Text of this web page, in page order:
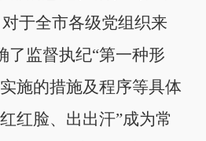
于全市各级党组织来
了监督执纪“第一种形
施的措施及程序等具体
红脸、出出汗”成为常